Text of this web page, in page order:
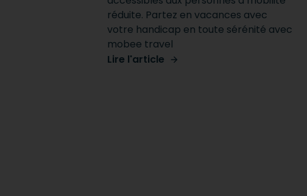
réduite. Partez en vacances avec
votre handicap en toute sérénité avec
mobee travel
Lire l'article